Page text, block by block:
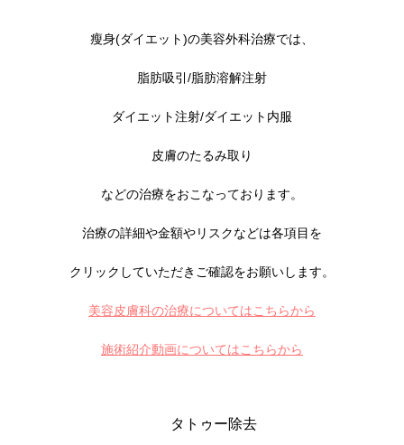
瘦身(ダイエット)の美容外科治療では、
脂肪吸引/脂肪溶解注射
ダイエット注射/ダイエット内服
皮膚のたるみ取り
などの治療をおこなっております。
治療の詳細や金額やリスクなどは各項目を
クリックしていただきご確認をお願いします。
美容皮膚科の治療についてはこちらから
施術紹介動画についてはこちらから
タトゥー除去